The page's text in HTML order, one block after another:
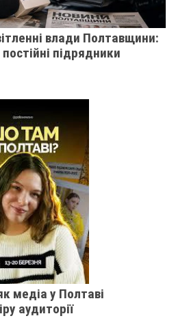
влади Полтавщини:
підрядники
медіа у Полтаві
аудиторії